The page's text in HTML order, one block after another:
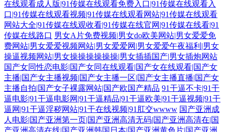
在线观看成人版|91传媒在线观看免费入口|91传媒在线观看入
口|91传媒在线观看视频|91传媒在线观看网站|91传媒在线观看
网站大全|91传媒在线观收看|91传媒在线官网|91传媒在线看|91
传媒在线路口 男女A片免费视频|男女do欧美网站|男女爱爱免
费网站|男女爱爱视频网站|男女爱爱网|男女爱爱午夜福利|男女
操逼视频网站|男女操操操操操操|男女插插国产|男女插炮网站
国产女同性恋电影|国产女同在线观看|国产女在线观看|国产女
主播|国产女主播视频|国产女主播一区|国产女主播直播|国产女
主播自拍|国产女子裸露网站|国产欧国产精品 91干逼不卡|91干
逼电影|91干逼电影网|91干逼精品|91干逼欧美|91干逼视频|91干
逼网|91干逼淫秽网站|91干在线视频|91肛交wwww 国产亚洲成
人电影|国产亚洲第一页|国产亚洲高清无码|国产亚洲高清在|国
产亚洲高清在线|国产亚洲韩国日本|国产亚洲黄色片|国产亚洲